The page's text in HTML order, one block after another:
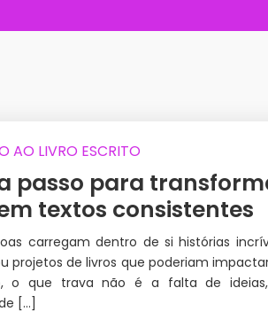
AO LIVRO ESCRITO
passo para
textos consistentes
carregam dentro de si histórias
projetos de livros que poderiam
o que trava não é a falta de
[…]